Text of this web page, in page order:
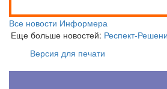
Все новости Информера
Еще больше новостей: Респект-
Версия для печати